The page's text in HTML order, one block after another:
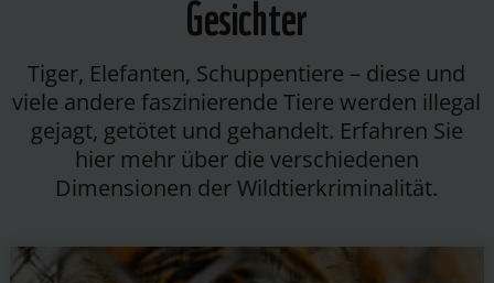
Gesichter
Tiger, Elefanten, Schuppentiere – diese und
viele andere faszinierende Tiere werden illegal
gejagt, getötet und gehandelt. Erfahren Sie
hier mehr über die verschiedenen
Dimensionen der Wildtierkriminalität.